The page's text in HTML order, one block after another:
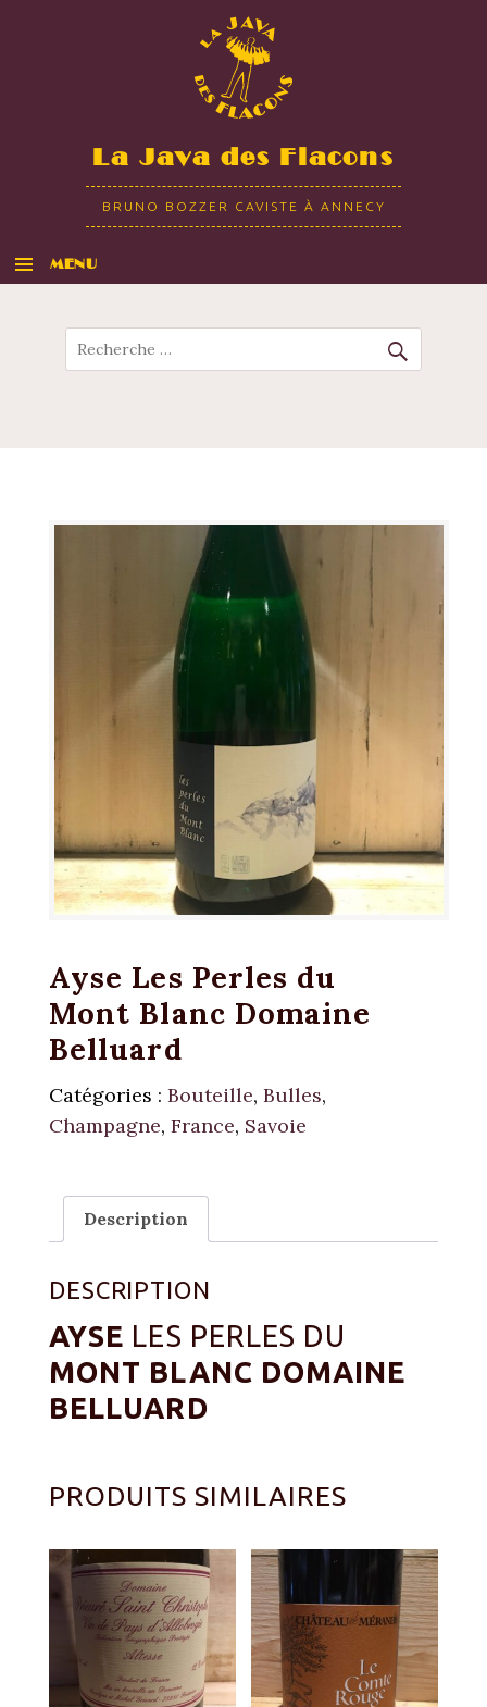
La Java des Flacons
BRUNO BOZZER CAVISTE À ANNECY
MENU
Recherche
Ayse Les Perles du
Mont Blanc Domaine
Belluard
Catégories : Bouteille, Bulles,
Champagne, France, Savoie
Description
DESCRIPTION
AYSE LES PERLES DU
MONT BLANC DOMAINE
BELLUARD
PRODUITS SIMILAIRES